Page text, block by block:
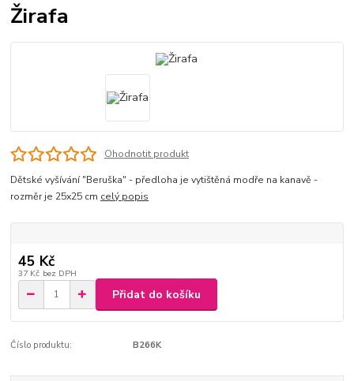
Žirafa
Ohodnotit produkt
Dětské vyšívání "Beruška" - předloha je vytištěná modře na kanavě -
rozměr je 25x25 cm celý popis
45 Kč
37 Kč bez DPH
Přidat do košíku
Číslo produktu: B266K